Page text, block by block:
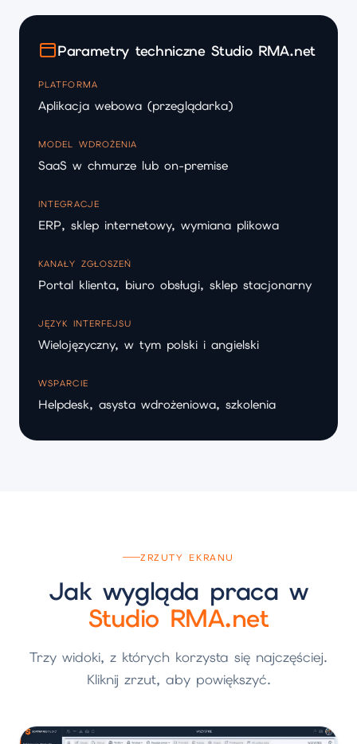
Parametry techniczne Studio RMA.net
PLATFORMA
Aplikacja webowa (przeglądarka)
MODEL WDROŻENIA
SaaS w chmurze lub on-premise
INTEGRACJE
ERP, sklep internetowy, wymiana plikowa
KANAŁY ZGŁOSZEŃ
Portal klienta, biuro obsługi, sklep stacjonarny
JĘZYK INTERFEJSU
Wielojęzyczny, w tym polski i angielski
WSPARCIE
Helpdesk, asysta wdrożeniowa, szkolenia
ZRZUTY EKRANU
Jak wygląda praca w
Studio RMA.net
Trzy widoki, z których korzysta się najczęściej.
Kliknij zrzut, aby powiększyć.